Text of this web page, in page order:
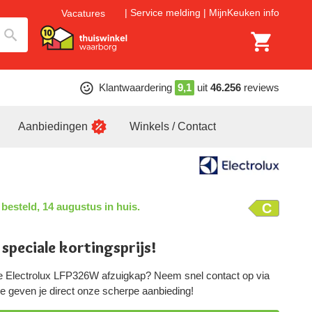
Vacatures Service melding MijnKeuken info
Klantwaardering 9,1 uit 46.256 reviews
Aanbiedingen Winkels / Contact
14 augustus in huis. C
kortingsprijs!
Electrolux LFP326W afzuigkap? Neem snel contact op via
geven je direct onze scherpe aanbieding!